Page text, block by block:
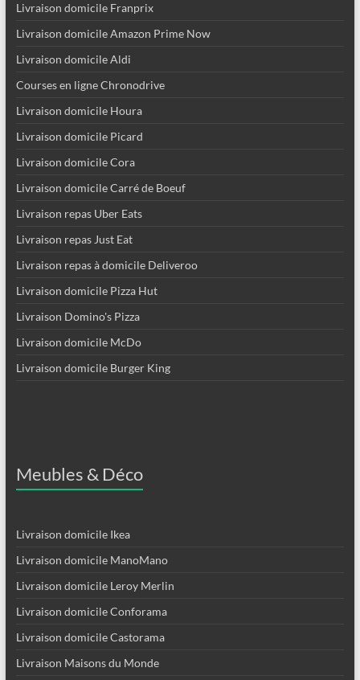
Livraison domicile Franprix
Livraison domicile Amazon Prime Now
Livraison domicile Aldi
Courses en ligne Chronodrive
Livraison domicile Houra
Livraison domicile Picard
Livraison domicile Cora
Livraison domicile Carré de Boeuf
Livraison repas Uber Eats
Livraison repas Just Eat
Livraison repas à domicile Deliveroo
Livraison domicile Pizza Hut
Livraison Domino's Pizza
Livraison domicile McDo
Livraison domicile Burger King
Meubles & Déco
Livraison domicile Ikea
Livraison domicile ManoMano
Livraison domicile Leroy Merlin
Livraison domicile Conforama
Livraison domicile Castorama
Livraison Maisons du Monde